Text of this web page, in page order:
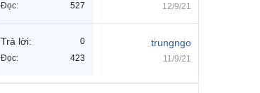
Đọc:
527 12/9/21
Trả lời:
0
Đọc:
423
trungngo
11/9/21